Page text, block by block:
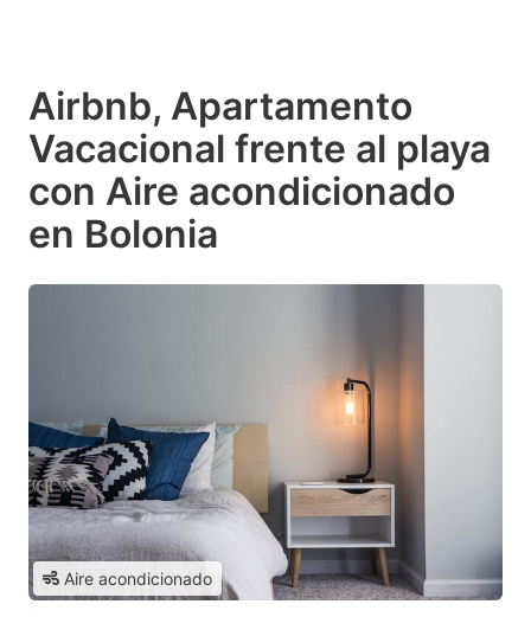
Airbnb, Apartamento
Vacacional frente al playa
con Aire acondicionado
en Bolonia
Aire acondicionado